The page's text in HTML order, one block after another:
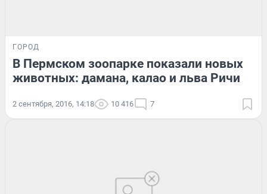
ГОРОД
В Пермском зоопарке показали новых
животных: дамана, калао и льва Ричи
2 сентября, 2016, 14:18 10 416 7